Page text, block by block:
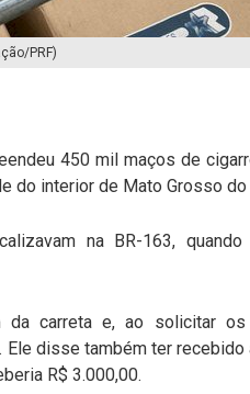
PRF)
450 mil maços de
do interior de Mato Grosso do
na BR-163,
da carreta e, ao solicitar
disse também ter
R$ 3.000,00.